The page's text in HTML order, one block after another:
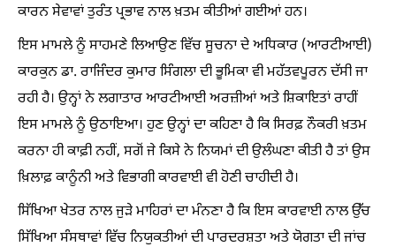
ਕਾਰਨ ਸੇਵਾਵਾਂ ਤੁਰੰਤ ਪ੍ਰਭਾਵ ਨਾਲ ਖ਼ਤਮ ਕੀਤੀਆਂ ਗਈਆਂ ਹਨ।
ਇਸ ਮਾਮਲੇ ਨੂੰ ਸਾਹਮਣੇ ਲਿਆਉਣ ਵਿੱਚ ਸੂਚਨਾ ਦੇ ਅਧਿਕਾਰ (ਆਰਟੀਆਈ)
ਕਾਰਕੁਨ ਡਾ. ਰਾਜਿੰਦਰ ਕੁਮਾਰ ਸਿੰਗਲਾ ਦੀ ਭੂਮਿਕਾ ਵੀ ਮਹੱਤਵਪੂਰਨ ਦੱਸੀ ਜਾ
ਰਹੀ ਹੈ। ਉਨ੍ਹਾਂ ਨੇ ਲਗਾਤਾਰ ਆਰਟੀਆਈ ਅਰਜ਼ੀਆਂ ਅਤੇ ਸ਼ਿਕਾਇਤਾਂ ਰਾਹੀਂ
ਇਸ ਮਾਮਲੇ ਨੂੰ ਉਠਾਇਆ। ਹੁਣ ਉਨ੍ਹਾਂ ਦਾ ਕਹਿਣਾ ਹੈ ਕਿ ਸਿਰਫ਼ ਨੌਕਰੀ ਖ਼ਤਮ
ਕਰਨਾ ਹੀ ਕਾਫ਼ੀ ਨਹੀਂ, ਸਗੋਂ ਜੇ ਕਿਸੇ ਨੇ ਨਿਯਮਾਂ ਦੀ ਉਲੰਘਣਾ ਕੀਤੀ ਹੈ ਤਾਂ ਉਸ
ਖ਼ਿਲਾਫ਼ ਕਾਨੂੰਨੀ ਅਤੇ ਵਿਭਾਗੀ ਕਾਰਵਾਈ ਵੀ ਹੋਣੀ ਚਾਹੀਦੀ ਹੈ।
ਸਿੱਖਿਆ ਖੇਤਰ ਨਾਲ ਜੁੜੇ ਮਾਹਿਰਾਂ ਦਾ ਮੰਨਣਾ ਹੈ ਕਿ ਇਸ ਕਾਰਵਾਈ ਨਾਲ ਉੱਚ
ਸਿੱਖਿਆ ਸੰਸਥਾਵਾਂ ਵਿੱਚ ਨਿਯੁਕਤੀਆਂ ਦੀ ਪਾਰਦਰਸ਼ਤਾ ਅਤੇ ਯੋਗਤਾ ਦੀ ਜਾਂਚ